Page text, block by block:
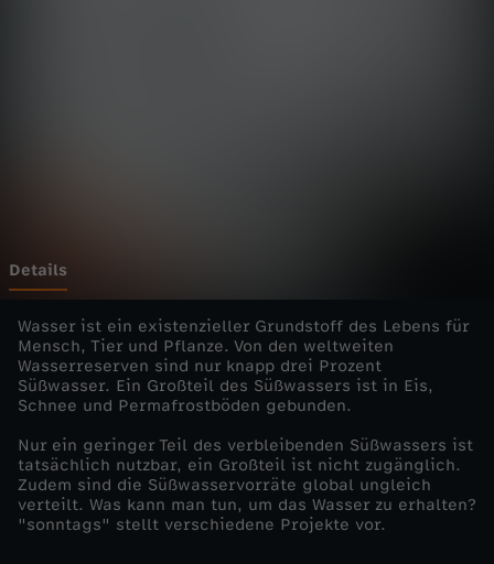
s
e
r
e
r
h
Details
Wasser ist ein existenzieller Grundstoff des Lebens für
Mensch, Tier und Pflanze. Von den weltweiten
Wasserreserven sind nur knapp drei Prozent
Süßwasser. Ein Großteil des Süßwassers ist in Eis,
Schnee und Permafrostböden gebunden.
Nur ein geringer Teil des verbleibenden Süßwassers ist
tatsächlich nutzbar, ein Großteil ist nicht zugänglich.
Zudem sind die Süßwasservorräte global ungleich
verteilt. Was kann man tun, um das Wasser zu erhalten?
"sonntags" stellt verschiedene Projekte vor.